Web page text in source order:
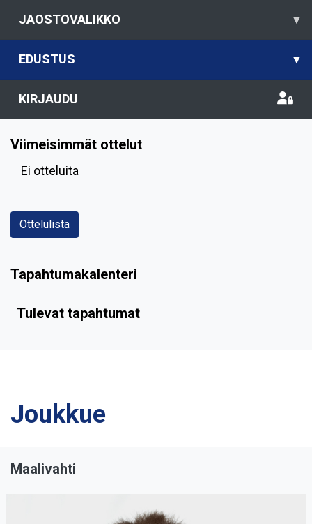
JAOSTOVALIKKO ▾
EDUSTUS ▾
KIRJAUDU
Viimeisimmät ottelut
Ei otteluita
Ottelulista
Tapahtumakalenteri
Tulevat tapahtumat
Joukkue
Maalivahti